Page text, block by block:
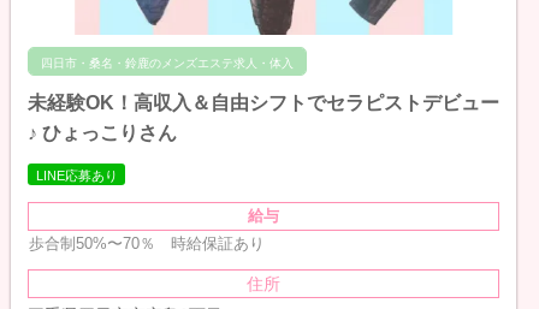
四日市・桑名・鈴鹿のメンズエステ求人・体入
未経験OK！高収入＆自由シフトでセラピストデビュー
♪ ひょっこりさん
LINE応募あり
給与
歩合制50%〜70％ 時給保証あり
住所